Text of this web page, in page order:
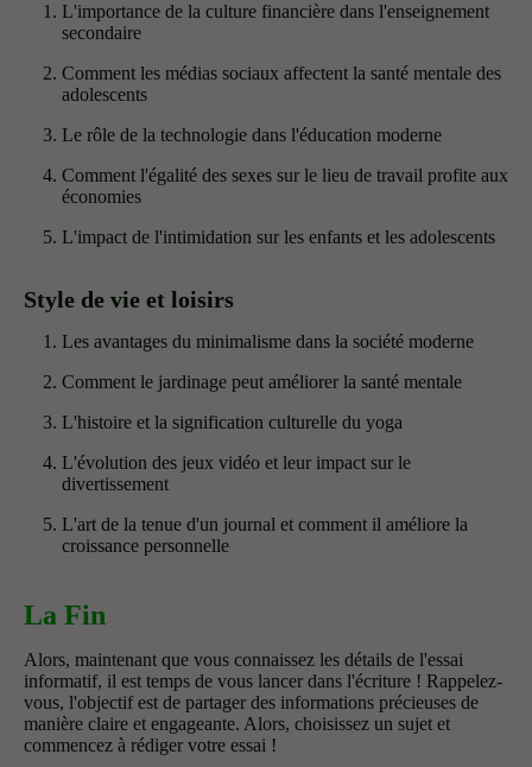
L'importance de la culture financière dans l'enseignement
secondaire
Comment les médias sociaux affectent la santé mentale des
adolescents
Le rôle de la technologie dans l'éducation moderne
Comment l'égalité des sexes sur le lieu de travail profite aux
économies
L'impact de l'intimidation sur les enfants et les adolescents
Style de vie et loisirs
Les avantages du minimalisme dans la société moderne
Comment le jardinage peut améliorer la santé mentale
L'histoire et la signification culturelle du yoga
L'évolution des jeux vidéo et leur impact sur le
divertissement
L'art de la tenue d'un journal et comment il améliore la
croissance personnelle
La Fin
Alors, maintenant que vous connaissez les détails de l'essai
informatif, il est temps de vous lancer dans l'écriture ! Rappelez-
vous, l'objectif est de partager des informations précieuses de
manière claire et engageante. Alors, choisissez un sujet et
commencez à rédiger votre essai !